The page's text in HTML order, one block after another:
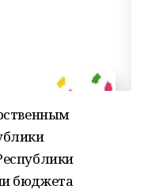
бюджета